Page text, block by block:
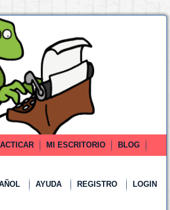
MI ESCRITORIO
BLOG
AYUDA REGISTRO LOGIN